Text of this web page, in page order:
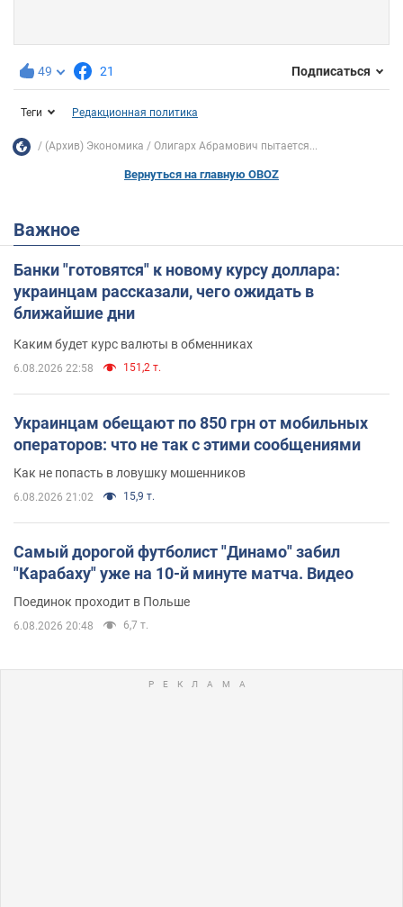
49 21 Подписаться
Теги Редакционная политика
(Архив) Экономика Олигарх Абрамович пытается...
Вернуться на главную OBOZ
Важное
Банки "готовятся" к новому курсу доллара:
украинцам рассказали, чего ожидать в
ближайшие дни
Каким будет курс валюты в обменниках
6.08.2026 22:58 151,2 т.
Украинцам обещают по 850 грн от мобильных
операторов: что не так с этими сообщениями
Как не попасть в ловушку мошенников
6.08.2026 21:02 15,9 т.
Самый дорогой футболист "Динамо" забил
"Карабаху" уже на 10-й минуте матча. Видео
Поединок проходит в Польше
6.08.2026 20:48 6,7 т.